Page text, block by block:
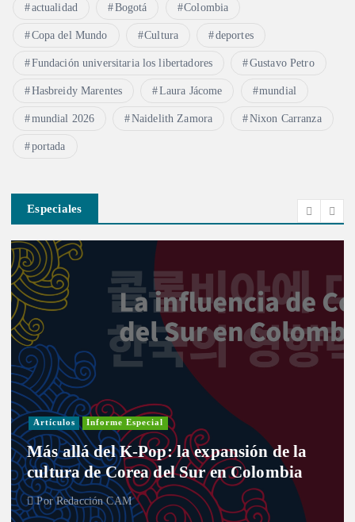
actualidad Bogotá Colombia
Copa del Mundo Cultura deportes
Fundación universitaria los libertadores Gustavo Petro
Hasbreidy Marentes Laura Jácome mundial
mundial 2026 Naidelith Zamora Nixon Carranza
portada
Especiales
Artículos Informe Especial
Más allá del K-Pop: la expansión de la
cultura de Corea del Sur en Colombia
PorRedacción CAM